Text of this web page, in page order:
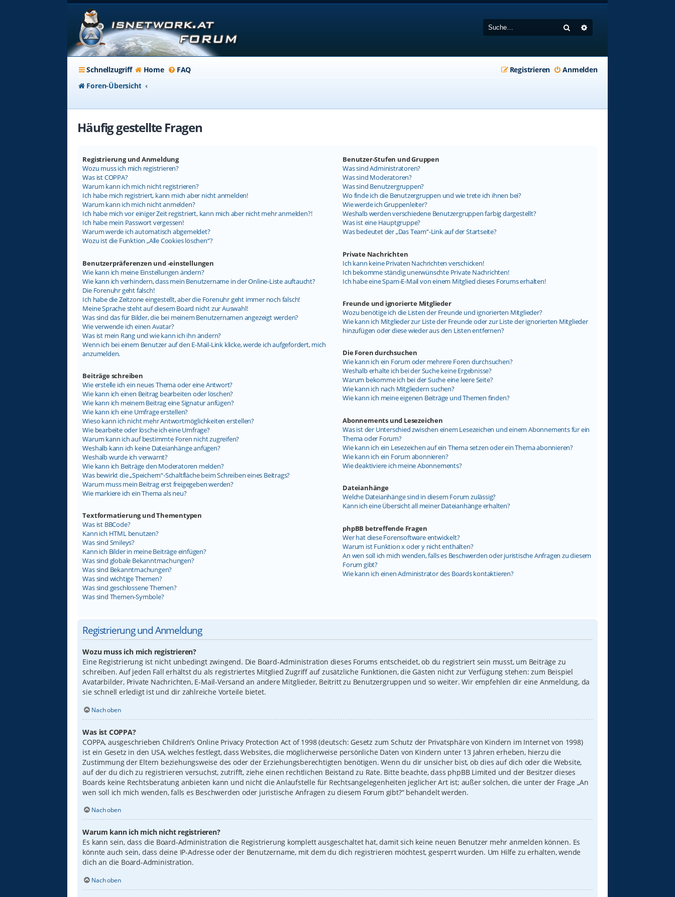
Suche
Schnellzugriff Home FAQ Anmelden
Registrieren
Foren-Übersicht
Häufig gestellte Fragen
Registrierung und Anmeldung
Wozu muss ich mich registrieren?
Was ist COPPA?
Warum kann ich mich nicht registrieren?
Ich habe mich registriert, kann mich aber nicht anmelden!
Warum kann ich mich nicht anmelden?
Ich habe mich vor einiger Zeit registriert, kann mich aber nicht mehr anmelden?!
Ich habe mein Passwort vergessen!
Warum werde ich automatisch abgemeldet?
Wozu ist die Funktion „Alle Cookies löschen“?
Benutzerpräferenzen und -einstellungen
Wie kann ich meine Einstellungen ändern?
Wie kann ich verhindern, dass mein Benutzername in der Online-Liste auftaucht?
Die Forenuhr geht falsch!
Ich habe die Zeitzone eingestellt, aber die Forenuhr geht immer noch falsch!
Meine Sprache steht auf diesem Board nicht zur Auswahl!
Was sind das für Bilder, die bei meinem Benutzernamen angezeigt werden?
Wie verwende ich einen Avatar?
Was ist mein Rang und wie kann ich ihn ändern?
Wenn ich bei einem Benutzer auf den E-Mail-Link klicke, werde ich aufgefordert, mich
anzumelden.
Beiträge schreiben
Wie erstelle ich ein neues Thema oder eine Antwort?
Wie kann ich einen Beitrag bearbeiten oder löschen?
Wie kann ich meinem Beitrag eine Signatur anfügen?
Wie kann ich eine Umfrage erstellen?
Wieso kann ich nicht mehr Antwortmöglichkeiten erstellen?
Wie bearbeite oder lösche ich eine Umfrage?
Warum kann ich auf bestimmte Foren nicht zugreifen?
Weshalb kann ich keine Dateianhänge anfügen?
Weshalb wurde ich verwarnt?
Wie kann ich Beiträge den Moderatoren melden?
Was bewirkt die „Speichern“-Schaltfläche beim Schreiben eines Beitrags?
Warum muss mein Beitrag erst freigegeben werden?
Wie markiere ich ein Thema als neu?
Textformatierung und Thementypen
Was ist BBCode?
Kann ich HTML benutzen?
Was sind Smileys?
Kann ich Bilder in meine Beiträge einfügen?
Was sind globale Bekanntmachungen?
Was sind Bekanntmachungen?
Was sind wichtige Themen?
Was sind geschlossene Themen?
Was sind Themen-Symbole?
Benutzer-Stufen und Gruppen
Was sind Administratoren?
Was sind Moderatoren?
Was sind Benutzergruppen?
Wo finde ich die Benutzergruppen und wie trete ich ihnen bei?
Wie werde ich Gruppenleiter?
Weshalb werden verschiedene Benutzergruppen farbig dargestellt?
Was ist eine Hauptgruppe?
Was bedeutet der „Das Team“-Link auf der Startseite?
Private Nachrichten
Ich kann keine Privaten Nachrichten verschicken!
Ich bekomme ständig unerwünschte Private Nachrichten!
Ich habe eine Spam-E-Mail von einem Mitglied dieses Forums erhalten!
Freunde und ignorierte Mitglieder
Wozu benötige ich die Listen der Freunde und ignorierten Mitglieder?
Wie kann ich Mitglieder zur Liste der Freunde oder zur Liste der ignorierten Mitglieder
hinzufügen oder diese wieder aus den Listen entfernen?
Die Foren durchsuchen
Wie kann ich ein Forum oder mehrere Foren durchsuchen?
Weshalb erhalte ich bei der Suche keine Ergebnisse?
Warum bekomme ich bei der Suche eine leere Seite?
Wie kann ich nach Mitgliedern suchen?
Wie kann ich meine eigenen Beiträge und Themen finden?
Abonnements und Lesezeichen
Was ist der Unterschied zwischen einem Lesezeichen und einem Abonnements für ein
Thema oder Forum?
Wie kann ich ein Lesezeichen auf ein Thema setzen oder ein Thema abonnieren?
Wie kann ich ein Forum abonnieren?
Wie deaktiviere ich meine Abonnements?
Dateianhänge
Welche Dateianhänge sind in diesem Forum zulässig?
Kann ich eine Übersicht all meiner Dateianhänge erhalten?
phpBB betreffende Fragen
Wer hat diese Forensoftware entwickelt?
Warum ist Funktion x oder y nicht enthalten?
An wen soll ich mich wenden, falls es Beschwerden oder juristische Anfragen zu diesem
Forum gibt?
Wie kann ich einen Administrator des Boards kontaktieren?
Registrierung und Anmeldung
Wozu muss ich mich registrieren?
Eine Registrierung ist nicht unbedingt zwingend. Die Board-Administration dieses Forums entscheidet, ob du registriert sein musst, um Beiträge zu
schreiben. Auf jeden Fall erhältst du als registriertes Mitglied Zugriff auf zusätzliche Funktionen, die Gästen nicht zur Verfügung stehen: zum Beispiel
Avatarbilder, Private Nachrichten, E-Mail-Versand an andere Mitglieder, Beitritt zu Benutzergruppen und so weiter. Wir empfehlen dir eine Anmeldung, da
sie schnell erledigt ist und dir zahlreiche Vorteile bietet.
Nach oben
Was ist COPPA?
COPPA, ausgeschrieben Children’s Online Privacy Protection Act of 1998 (deutsch: Gesetz zum Schutz der Privatsphäre von Kindern im Internet von 1998)
ist ein Gesetz in den USA, welches festlegt, dass Websites, die möglicherweise persönliche Daten von Kindern unter 13 Jahren erheben, hierzu die
Zustimmung der Eltern beziehungsweise des oder der Erziehungsberechtigten benötigen. Wenn du dir unsicher bist, ob dies auf dich oder die Website,
auf der du dich zu registrieren versuchst, zutrifft, ziehe einen rechtlichen Beistand zu Rate. Bitte beachte, dass phpBB Limited und der Besitzer dieses
Boards keine Rechtsberatung anbieten kann und nicht die Anlaufstelle für Rechtsangelegenheiten jeglicher Art ist; außer solchen, die unter der Frage „An
wen soll ich mich wenden, falls es Beschwerden oder juristische Anfragen zu diesem Forum gibt?“ behandelt werden.
Nach oben
Warum kann ich mich nicht registrieren?
Es kann sein, dass die Board-Administration die Registrierung komplett ausgeschaltet hat, damit sich keine neuen Benutzer mehr anmelden können. Es
könnte auch sein, dass deine IP-Adresse oder der Benutzername, mit dem du dich registrieren möchtest, gesperrt wurden. Um Hilfe zu erhalten, wende
dich an die Board-Administration.
Nach oben